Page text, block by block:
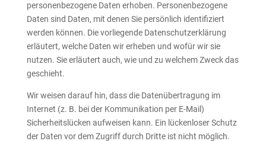
personenbezogene Daten erhoben. Personenbezogene
Daten sind Daten, mit denen Sie persönlich identifiziert
werden können. Die vorliegende Datenschutzerklärung
erläutert, welche Daten wir erheben und wofür wir sie
nutzen. Sie erläutert auch, wie und zu welchem Zweck das
geschieht.
Wir weisen darauf hin, dass die Datenübertragung im
Internet (z. B. bei der Kommunikation per E-Mail)
Sicherheitslücken aufweisen kann. Ein lückenloser Schutz
der Daten vor dem Zugriff durch Dritte ist nicht möglich.